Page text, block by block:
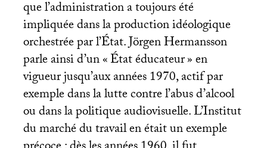
que l’administration a toujours été
impliquée dans la production idéologique
orchestrée par l’État. Jörgen Hermansson
parle ainsi d’un «État éducateur» en
vigueur jusqu’aux années 1970, actif par
exemple dans la lutte contre l’abus d’alcool
ou dans la politique audiovisuelle. L’Institut
du marché du travail en était un exemple